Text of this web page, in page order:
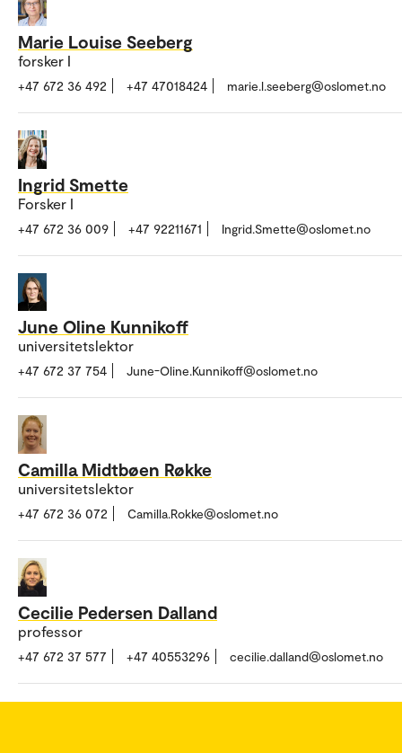
Marie Louise Seeberg
forsker I
+47 672 36 492 +47 47018424 marie.l.seeberg@oslomet.no
Ingrid Smette
Forsker I
+47 672 36 009 +47 92211671 Ingrid.Smette@oslomet.no
June Oline Kunnikoff
universitetslektor
+47 672 37 754 June-Oline.Kunnikoff@oslomet.no
Camilla Midtbøen Røkke
universitetslektor
+47 672 36 072 Camilla.Rokke@oslomet.no
Cecilie Pedersen Dalland
professor
+47 672 37 577 +47 40553296 cecilie.dalland@oslomet.no